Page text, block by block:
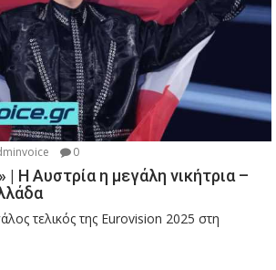
0
| Η Αυστρία η μεγάλη νικήτρια –
τελικός της Eurovision 2025 στη